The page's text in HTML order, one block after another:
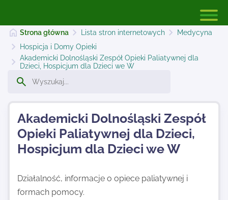
Strona główna
Dodaj stronę
Najnowsze
Kontakt
Strona główna Lista stron internetowych
Medycyna
Hospicja i Domy Opieki
Akademicki Dolnośląski Zespół Opieki Paliatywnej dla
Dzieci, Hospicjum dla Dzieci we W
Akademicki Dolnośląski Zespół
Opieki Paliatywnej dla Dzieci,
Hospicjum dla Dzieci we W
Działalność, informacje o opiece paliatywnej i
formach pomocy.